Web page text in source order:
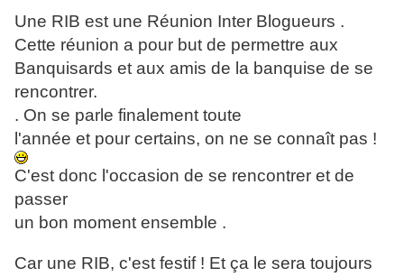
Une RIB est une Réunion Inter Blogueurs .
Cette réunion a pour but de permettre aux
Banquisards et aux amis de la banquise de se
rencontrer.
. On se parle finalement toute
l'année et pour certains, on ne se connaît pas !
C'est donc l'occasion de se rencontrer et de
passer
un bon moment ensemble .
Car une RIB, c'est festif ! Et ça le sera toujours